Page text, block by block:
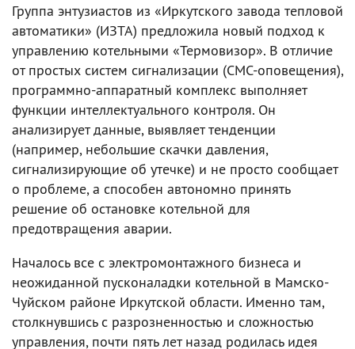
Группа энтузиастов из «Иркутского завода тепловой
автоматики» (ИЗТА) предложила новый подход к
управлению котельными «Термовизор». В отличие
от простых систем сигнализации (СМС-оповещения),
программно-аппаратный комплекс выполняет
функции интеллектуального контроля. Он
анализирует данные, выявляет тенденции
(например, небольшие скачки давления,
сигнализирующие об утечке) и не просто сообщает
о проблеме, а способен автономно принять
решение об остановке котельной для
предотвращения аварии.
Началось все с электромонтажного бизнеса и
неожиданной пусконаладки котельной в Мамско-
Чуйском районе Иркутской области. Именно там,
столкнувшись с разрозненностью и сложностью
управления, почти пять лет назад родилась идея